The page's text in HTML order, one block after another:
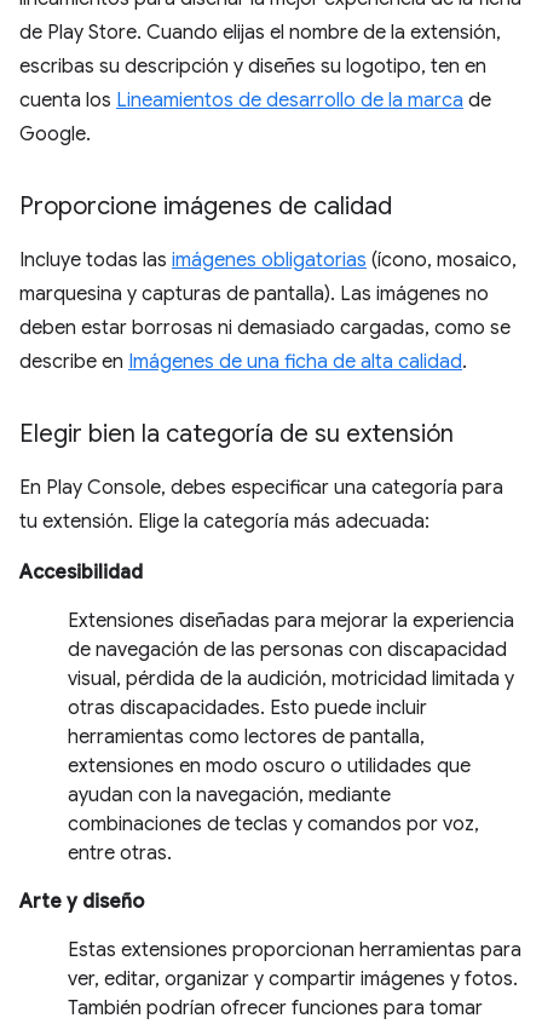
de Play Store. Cuando elijas el nombre de la extensión,
escribas su descripción y diseñes su logotipo, ten en
cuenta los Lineamientos de desarrollo de la marca de
Google.
Proporcione imágenes de calidad
Incluye todas las imágenes obligatorias (ícono, mosaico,
marquesina y capturas de pantalla). Las imágenes no
deben estar borrosas ni demasiado cargadas, como se
describe en Imágenes de una ficha de alta calidad.
Elegir bien la categoría de su extensión
En Play Console, debes especificar una categoría para
tu extensión. Elige la categoría más adecuada:
Accesibilidad
Extensiones diseñadas para mejorar la experiencia
de navegación de las personas con discapacidad
visual, pérdida de la audición, motricidad limitada y
otras discapacidades. Esto puede incluir
herramientas como lectores de pantalla,
extensiones en modo oscuro o utilidades que
ayudan con la navegación, mediante
combinaciones de teclas y comandos por voz,
entre otras.
Arte y diseño
Estas extensiones proporcionan herramientas para
ver, editar, organizar y compartir imágenes y fotos.
También podrían ofrecer funciones para tomar